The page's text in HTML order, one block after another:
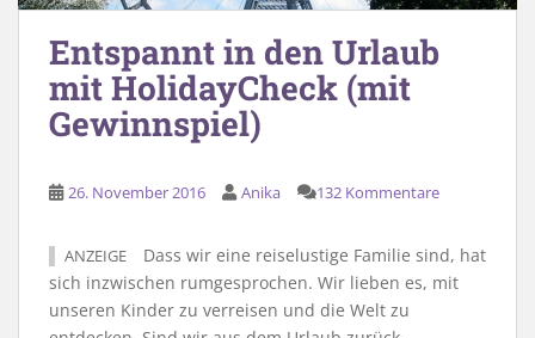
Entspannt in den Urlaub
mit HolidayCheck (mit
Gewinnspiel)
26. November 2016 Anika 132 Kommentare
ANZEIGE
Dass wir eine reiselustige Familie sind, hat
sich inzwischen rumgesprochen. Wir lieben es, mit
unseren Kinder zu verreisen und die Welt zu